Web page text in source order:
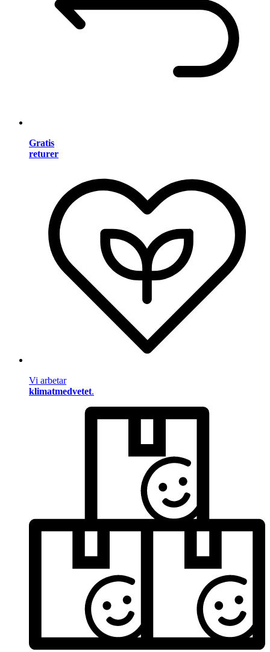
Gratis
returer
Vi arbetar
klimatmedvetet.